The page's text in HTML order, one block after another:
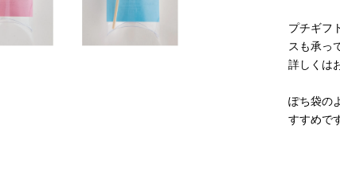
プチギフ
スも承っ
詳しくは
ぽち袋の
すすめで